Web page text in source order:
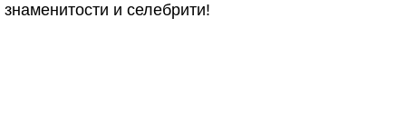
знаменитости и селебрити!